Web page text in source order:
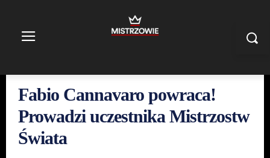
Fabio Cannavaro powraca!
Prowadzi uczestnika Mistrzostw
Świata